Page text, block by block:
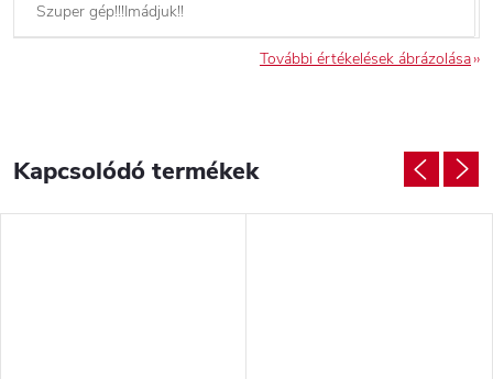
Szuper gép!!!Imádjuk!!
További értékelések ábrázolása
Kapcsolódó termékek